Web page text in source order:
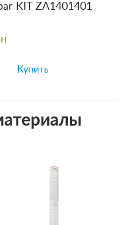
KIT ZA1401401
Купить